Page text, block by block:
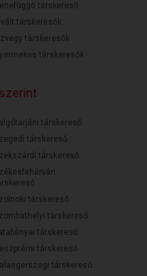
társkereső
társkeresők
társkeresők
társkeresők
társkereső
társkereső
társkereső
társkereső
társkereső
társkereső
társkereső
társkereső